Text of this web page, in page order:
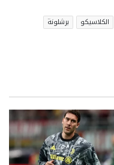
الكلاسيكو
برشلونة